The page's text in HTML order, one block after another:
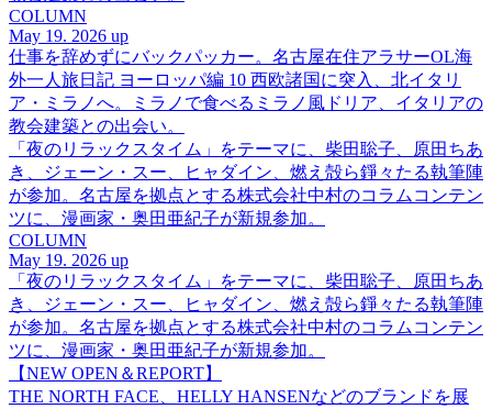
COLUMN
May 19. 2026 up
仕事を辞めずにバックパッカー。名古屋在住アラサーOL海
外一人旅日記 ヨーロッパ編 10 西欧諸国に突入、北イタリ
ア・ミラノへ。ミラノで食べるミラノ風ドリア、イタリアの
教会建築との出会い。
「夜のリラックスタイム」をテーマに、柴田聡子、原田ちあ
き、ジェーン・スー、ヒャダイン、燃え殻ら錚々たる執筆陣
が参加。名古屋を拠点とする株式会社中村のコラムコンテン
ツに、漫画家・奥田亜紀子が新規参加。
COLUMN
May 19. 2026 up
「夜のリラックスタイム」をテーマに、柴田聡子、原田ちあ
き、ジェーン・スー、ヒャダイン、燃え殻ら錚々たる執筆陣
が参加。名古屋を拠点とする株式会社中村のコラムコンテン
ツに、漫画家・奥田亜紀子が新規参加。
【NEW OPEN＆REPORT】
THE NORTH FACE、HELLY HANSENなどのブランドを展